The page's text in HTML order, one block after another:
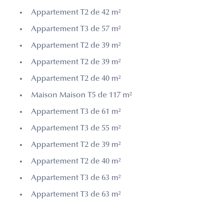
Appartement T2 de 42 m²
Appartement T3 de 57 m²
Appartement T2 de 39 m²
Appartement T2 de 39 m²
Appartement T2 de 40 m²
Maison Maison T5 de 117 m²
Appartement T3 de 61 m²
Appartement T3 de 55 m²
Appartement T2 de 39 m²
Appartement T2 de 40 m²
Appartement T3 de 63 m²
Appartement T3 de 63 m²